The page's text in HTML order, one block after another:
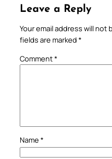
Leave a Reply
Your email address will not
fields are marked *
Comment*
Name *